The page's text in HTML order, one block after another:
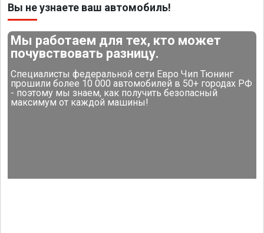
Вы не узнаете ваш автомобиль!
Мы работаем для тех, кто может
почувствовать разницу.
Специалисты федеральной сети Евро Чип Тюнинг
прошили более 10 000 автомобилей в 50+ городах РФ
- поэтому мы знаем, как получить безопасный
максимум от каждой машины!